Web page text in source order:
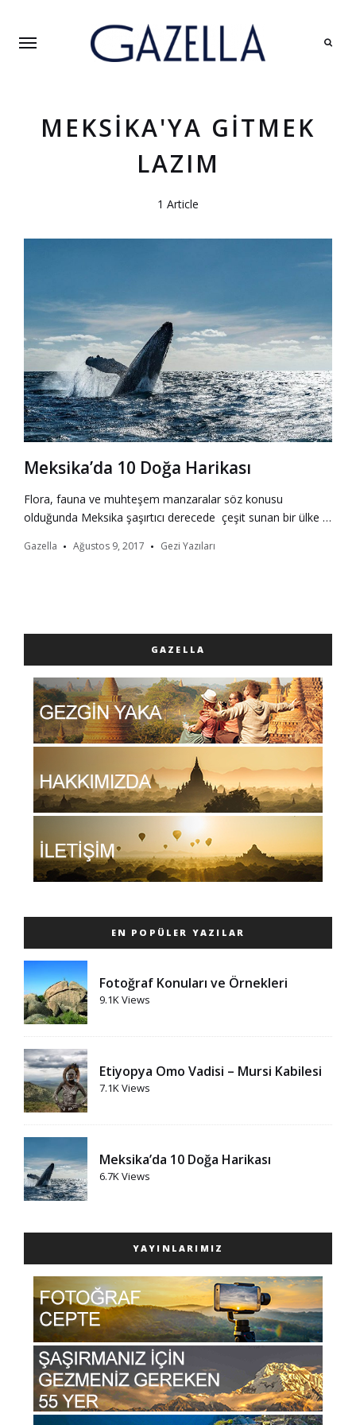
MEKSIKA'YA GITMEK
LAZIM
1 Article
Meksika’da 10 Doğa Harikası
Flora, fauna ve muhteşem manzaralar söz konusu
olduğunda Meksika şaşırtıcı derecede çeşit sunan bir ülke …
Gazella Ağustos 9, 2017 Gezi Yazıları
GAZELLA
EN POPÜLER YAZILAR
Fotoğraf Konuları ve Örnekleri
9.1K Views
Etiyopya Omo Vadisi – Mursi Kabilesi
7.1K Views
Meksika’da 10 Doğa Harikası
6.7K Views
YAYINLARIMIZ